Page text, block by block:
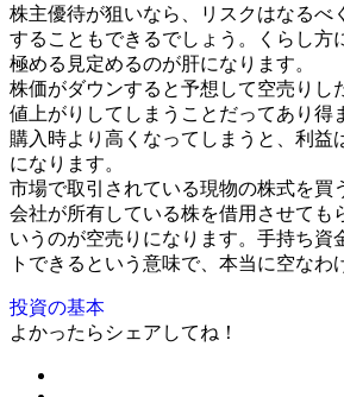
株主優待が狙いなら、リスクはなるべ
することもできるでしょう。くらし方
極める見定めるのが肝になります。
株価がダウンすると予想して空売りし
値上がりしてしまうことだってあり得
購入時より高くなってしまうと、利益
になります。
市場で取引されている現物の株式を買
会社が所有している株を借用させても
いうのが空売りになります。手持ち資
トできるという意味で、本当に空なわ
投資の基本
よかったらシェアしてね！